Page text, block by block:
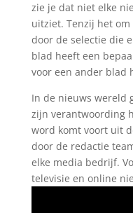
zie je dat niet elke
uitziet. Tenzij het
door de selectie die
blad heeft een
voor een ander blad
In de nieuws wereld
zijn verantwoording
word komt voort uit
door de redactie
elke media bedrijf.
televisie en online